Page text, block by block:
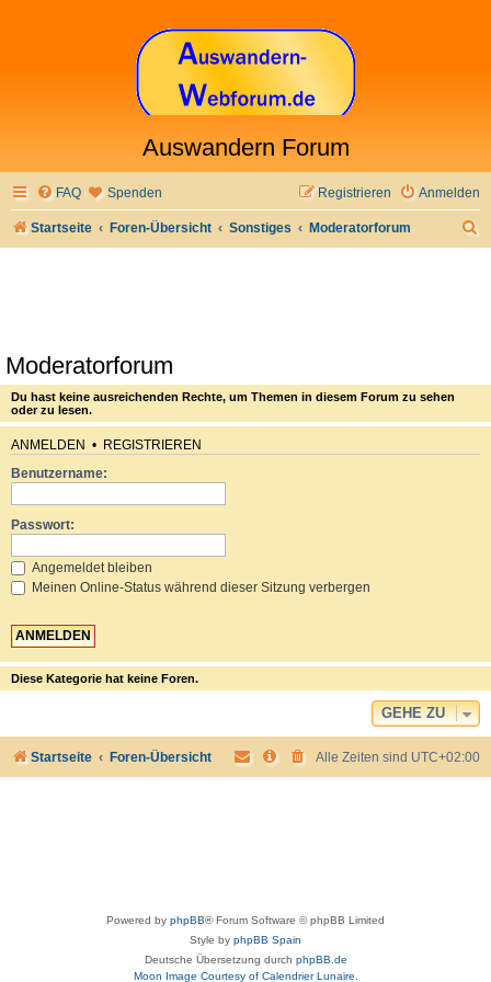
Auswandern Forum
FAQ Spenden Anmelden
Registrieren
Startseite Foren-Übersicht Sonstiges Moderatorforum
Moderatorforum
Du hast keine ausreichenden Rechte, um Themen in diesem Forum zu sehen
oder zu lesen.
ANMELDEN • REGISTRIEREN
Benutzername:
Passwort:
Angemeldet bleiben
Meinen Online-Status während dieser Sitzung verbergen
Diese Kategorie hat keine Foren.
GEHE ZU
Startseite Foren-Übersicht Alle Zeiten sind UTC+02:00
Powered by phpBB® Forum Software © phpBB Limited
Style by phpBB Spain
Deutsche Übersetzung durch phpBB.de
Moon Image Courtesy of Calendrier Lunaire.